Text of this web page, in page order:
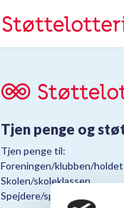
Tjen penge og
Tjen penge til:
Foreningen/klubben/holdet
Skolen/skoleklassen
Spejdere/spejdergruppen/